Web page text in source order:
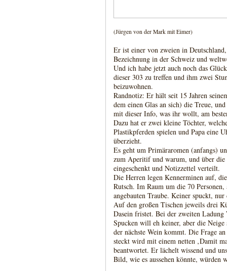
(Jürgen von der Mark mit Eimer)
Er ist einer von zweien in
Bezeichnung in der Schweiz und
Und ich habe jetzt auch noch das
dieser 303 zu treffen und ihm zwei
beizuwohnen.
Randnotiz: Er hält seit 15 Jahren
dem einen Glas an sich) die Treue,
mit dieser Info, was ihr wollt, am
Dazu hat er zwei kleine Töchter,
Plastikpferden spielen und Papa eine
überzieht.
Es geht um Primäraromen (anfangs)
zum Aperitif und warum, und über die
eingeschenkt und Notizzettel verteilt.
Die Herren legen Kennerminen auf,
Rutsch. Im Raum um die 70
angebauten Traube. Keiner spuckt,
Auf den großen Tischen jeweils drei
Dasein fristet. Bei der zweiten
Spucken will eh keiner, aber die
der nächste Wein kommt. Die Frage
steckt wird mit einem netten ‚Damit
beantwortet. Er lächelt wissend und
Bild, wie es aussehen könnte, würden